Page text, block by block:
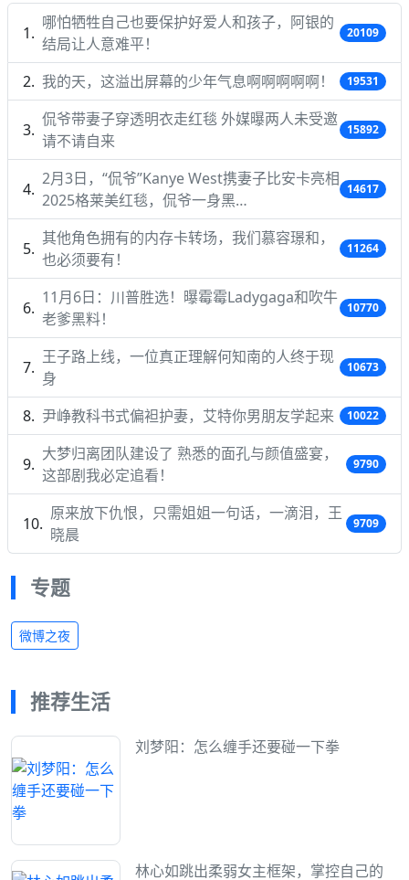
哪怕牺牲自己也要保护好爱人和孩子，阿银的
结局让人意难平！
20109
我的天，这溢出屏幕的少年气息啊啊啊啊啊！ 19531
侃爷带妻子穿透明衣走红毯 外媒曝两人未受邀
请不请自来
15892
2月3日，“侃爷”Kanye West携妻子比安卡亮相
2025格莱美红毯，侃爷一身黑…
14617
其他角色拥有的内存卡转场，我们慕容璟和，
也必须要有！
11264
11月6日：川普胜选！曝霉霉Ladygaga和吹牛
老爹黑料！
10770
王子路上线，一位真正理解何知南的人终于现
身
10673
尹峥教科书式偏袒护妻，艾特你男朋友学起来 10022
大梦归离团队建设了 熟悉的面孔与颜值盛宴，
这部剧我必定追看！
9790
原来放下仇恨，只需姐姐一句话，一滴泪，王
晓晨
9709
专题
微博之夜
推荐生活
刘梦阳：怎么缠手还要碰一下拳
林心如跳出柔弱女主框架，掌控自己的